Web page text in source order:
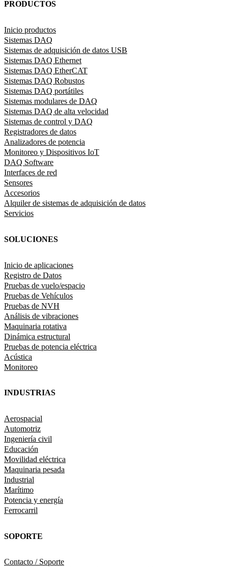
PRODUCTOS
Inicio productos
Sistemas DAQ
Sistemas de adquisición de datos USB
Sistemas DAQ Ethernet
Sistemas DAQ EtherCAT
Sistemas DAQ Robustos
Sistemas DAQ portátiles
Sistemas modulares de DAQ
Sistemas DAQ de alta velocidad
Sistemas de control y DAQ
Registradores de datos
Analizadores de potencia
Monitoreo y Dispositivos IoT
DAQ Software
Interfaces de red
Sensores
Accesorios
Alquiler de sistemas de adquisición de datos
Servicios
SOLUCIONES
Inicio de aplicaciones
Registro de Datos
Pruebas de vuelo/espacio
Pruebas de Vehículos
Pruebas de NVH
Análisis de vibraciones
Maquinaria rotativa
Dinámica estructural
Pruebas de potencia eléctrica
Acústica
Monitoreo
INDUSTRIAS
Aerospacial
Automotriz
Ingeniería civil
Educación
Movilidad eléctrica
Maquinaria pesada
Industrial
Marítimo
Potencia y energía
Ferrocarril
SOPORTE
Contacto / Soporte